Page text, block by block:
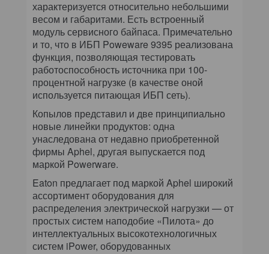
характеризуется относительно небольшими
весом и габаритами. Есть встроенный
модуль сервисного байпаса. Примечательно
и то, что в ИБП Poweware 9395 реализована
функция, позволяющая тестировать
работоспособность источника при 100-
процентной нагрузке (в качестве оной
используется питающая ИБП сеть).
Копылов представил и две принципиально
новые линейки продуктов: одна
унаследована от недавно приобретенной
фирмы Aphel, другая выпускается под
маркой Powerware.
Eaton предлагает под маркой Aphel широкий
ассортимент оборудования для
распределения электрической нагрузки — от
простых систем наподобие «Пилота» до
интеллектуальных высокотехнологичных
систем iPower, оборудованных